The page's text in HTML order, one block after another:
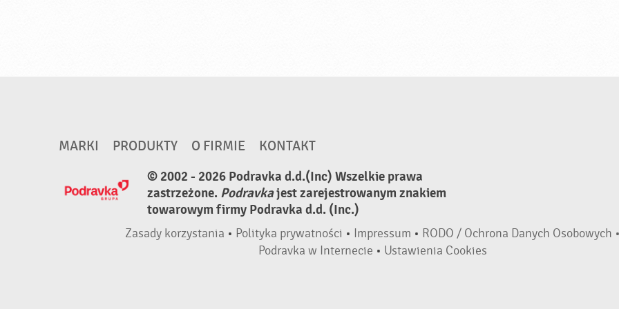
MARKI PRODUKTY O FIRMIE
KONTAKT
© 2002 - 2026 Podravka d.d.(Inc) Wszelkie prawa
zastrzeżone. Podravkajest zarejestrowanym znakiem
towarowym firmy Podravka d.d. (Inc.)
Zasady korzystania • Polityka prywatności • Impressum • RODO / Ochrona Danych Osobowych •
Podravka w Internecie • Ustawienia Cookies